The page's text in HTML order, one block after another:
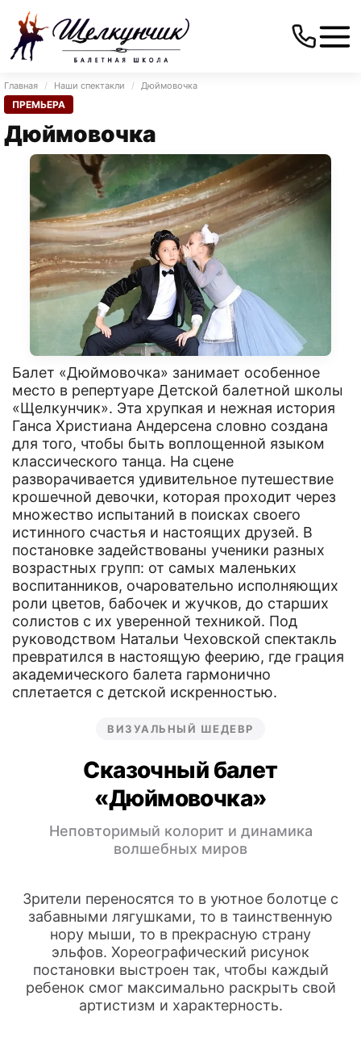
Главная / Наши спектакли / Дюймовочка
ПРЕМЬЕРА
Дюймовочка
Балет «Дюймовочка» занимает особенное
место в репертуаре Детской балетной школы
«Щелкунчик». Эта хрупкая и нежная история
Ганса Христиана Андерсена словно создана
для того, чтобы быть воплощенной языком
классического танца. На сцене
разворачивается удивительное путешествие
крошечной девочки, которая проходит через
множество испытаний в поисках своего
истинного счастья и настоящих друзей. В
постановке задействованы ученики разных
возрастных групп: от самых маленьких
воспитанников, очаровательно исполняющих
роли цветов, бабочек и жучков, до старших
солистов с их уверенной техникой. Под
руководством Натальи Чеховской спектакль
превратился в настоящую феерию, где грация
академического балета гармонично
сплетается с детской искренностью.
ВИЗУАЛЬНЫЙ ШЕДЕВР
Сказочный балет
«Дюймовочка»
Неповторимый колорит и динамика
волшебных миров
Зрители переносятся то в уютное болотце с
забавными лягушками, то в таинственную
нору мыши, то в прекрасную страну
эльфов. Хореографический рисунок
постановки выстроен так, чтобы каждый
ребенок смог максимально раскрыть свой
артистизм и характерность.